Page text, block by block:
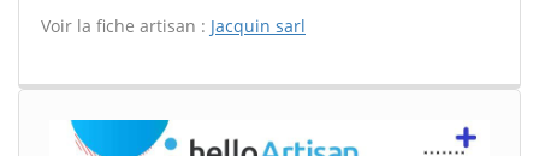
Voir la fiche artisan : Jacquin sarl